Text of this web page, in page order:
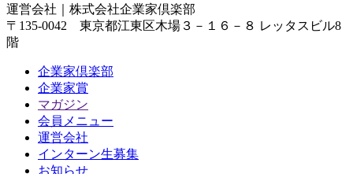
運営会社｜ 株式会社企業家倶楽部
〒135-0042 東京都江東区木場３－１６－８ レッタスビル8
階
企業家倶楽部
企業家賞
マガジン
会員メニュー
運営会社
インターン生募集
お知らせ